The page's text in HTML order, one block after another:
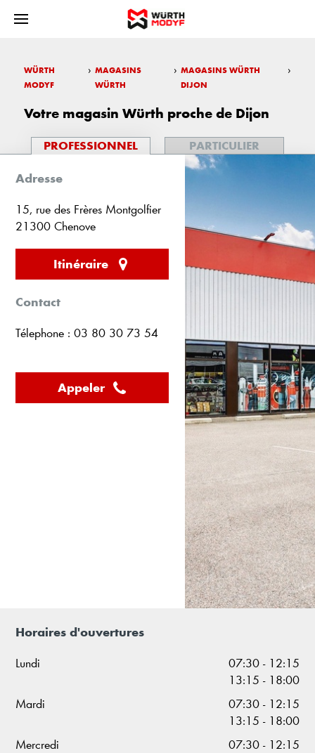
WÜRTH
MODYF
› MAGASINS
WÜRTH
› MAGASINS WÜRTH
DIJON
›
Votre magasin Würth proche de Dijon
PROFESSIONNEL PARTICULIER
Adresse
15, rue des Frères Montgolfier
21300 Chenove
Itinéraire
Contact
Télephone : 03 80 30 73 54
Appeler
Horaires d'ouvertures
Lundi
07:30 - 12:15
13:15 - 18:00
Mardi
07:30 - 12:15
13:15 - 18:00
Mercredi
07:30 - 12:15